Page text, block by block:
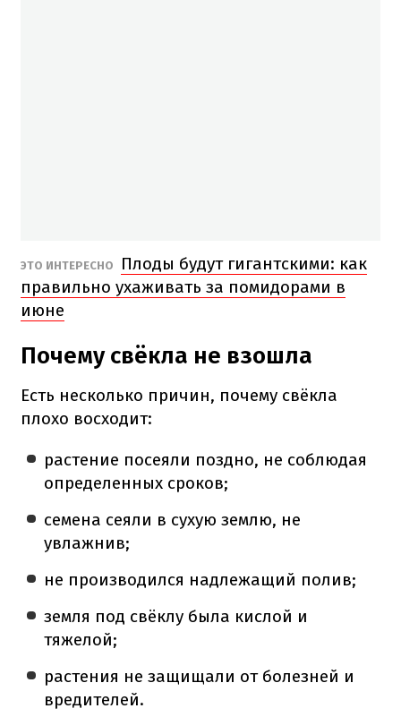
ЭТО ИНТЕРЕСНО
Плоды будут гигантскими: как
правильно ухаживать за помидорами в
июне
Почему свёкла не взошла
Есть несколько причин, почему свёкла
плохо восходит:
растение посеяли поздно, не соблюдая
определенных сроков;
семена сеяли в сухую землю, не
увлажнив;
не производился надлежащий полив;
земля под свёклу была кислой и
тяжелой;
растения не защищали от болезней и
вредителей.